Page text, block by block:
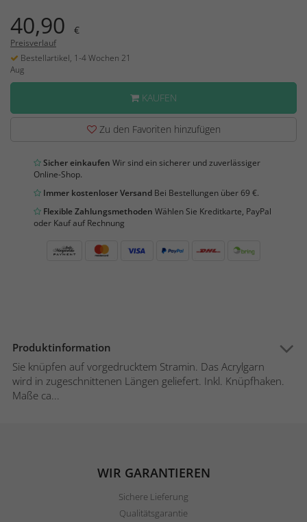
40,90 €
Preisverlauf
Bestellartikel, 1-4 Wochen 21
Aug
KAUFEN
Zu den Favoriten hinzufügen
Sicher einkaufen Wir sind ein sicherer und zuverlässiger
Online-Shop.
Immer kostenloser Versand Bei Bestellungen über 69 €.
Flexible Zahlungsmethoden Wählen Sie Kreditkarte, PayPal
oder Kauf auf Rechnung
Produktinformation
Sie knüpfen auf vorgedrucktem Stramin. Das Acrylgarn
wird in zugeschnittenen Längen geliefert. Inkl. Knüpfhaken.
Maße ca...
WIR GARANTIEREN
Sichere Lieferung
Qualitätsgarantie